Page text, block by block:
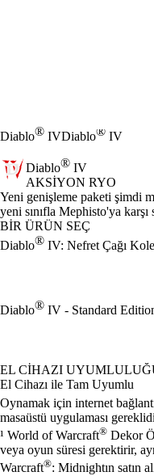
Diablo® IVDiablo® IV
Diablo® IV
AKSIYON RYO
Ürün Bildirimi
Yeni genişleme paketi şimdi
yeni sınıfla Mephisto'ya karşı
BİR ÜRÜN SEÇ
Diablo® IV: Nefret Çağı
Diablo® IV - Standard
Mevcut eylemler
EL CIHAZI
El Cihazı ile Tam Uyumlu
Oynamak için internet
masaüstü uygulaması
¹ World of Warcraft® Dekor
veya oyun süresi gerektirir,
Warcraft®: Midnightın satın